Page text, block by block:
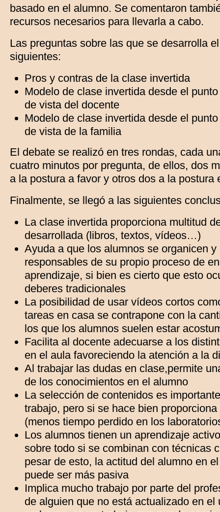
basado en el alumno. Se comentaron
recursos necesarios para llevarla a cabo.
Las preguntas sobre las que se desarrolla
siguientes:
Pros y contras de la clase invertida
Modelo de clase invertida desde el punto
de vista del docente
Modelo de clase invertida desde el punto
de vista de la familia
El debate se realizó en tres rondas, cada
cuatro minutos por pregunta, de ellos, dos
a la postura a favor y otros dos a la postura
Finalmente, se llegó a las siguientes
La clase invertida proporciona multitud
desarrollada (libros, textos, vídeos…)
Ayuda a que los alumnos se organicen y
responsables de su propio proceso de
aprendizaje, si bien es cierto que esto
deberes tradicionales
La posibilidad de usar vídeos cortos
tareas en casa se contrapone con la
los que los alumnos suelen estar
Facilita al docente adecuarse a los
en el aula favoreciendo la atención a la
Al trabajar las dudas en clase,permite
de los conocimientos en el alumno
La selección de contenidos es
trabajo, pero si se hace bien
(menos tiempo perdido en los
Los alumnos tienen un aprendizaje
sobre todo si se combinan con técnicas
pesar de esto, la actitud del alumno en
puede ser más pasiva
Implica mucho trabajo por parte del
de alguien que no está actualizado en el